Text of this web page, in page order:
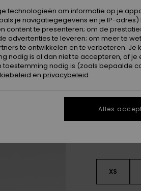
SALE ON
KleurWhite
XS
technologieën om informatie op je
je navigatiegegevens en je IP-adres)
content te presenteren; om de
advertenties te leveren; om meer te
te ontwikkelen en te verbeteren. Je
nodig is al dan niet te accepteren, of je
nodig is (zoals bepaalde
en privacybeleid
Alles